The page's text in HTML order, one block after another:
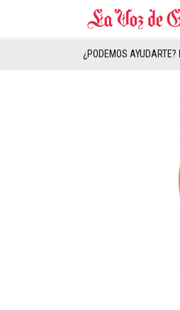
¿PODEMOS AYUDARTE?